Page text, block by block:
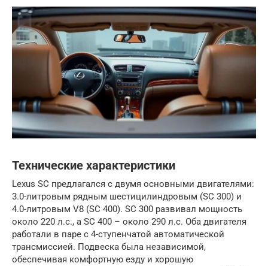
Технические характеристики
Lexus SC предлагался с двумя основными двигателями:
3.0-литровым рядным шестицилиндровым (SC 300) и
4.0-литровым V8 (SC 400). SC 300 развивал мощность
около 220 л.с., а SC 400 – около 290 л.с. Оба двигателя
работали в паре с 4-ступенчатой автоматической
трансмиссией. Подвеска была независимой,
обеспечивая комфортную езду и хорошую